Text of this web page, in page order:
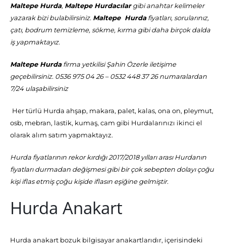
Maltepe Hurda, Maltepe Hurdacılargibi anahtar kelimeler
yazarak bizi bulabilirsiniz. Maltepe Hurdafiyatları, sorularınız,
çatı, bodrum temizleme, sökme, kırma gibi daha birçok dalda
iş yapmaktayız.
Maltepe Hurdafirma yetkilisi Şahin Özerle iletişime
geçebilirsiniz. 0536 975 04 26 – 0532 448 37 26 numaralardan
7/24 ulaşabilirsiniz
Her türlü Hurda ahşap, makara, palet, kalas, ona on, pleymut,
osb, mebran, lastik, kumaş, cam gibi Hurdalarınızı ikinci el
olarak alım satım yapmaktayız.
Hurda fiyatlarının rekor kırdığı 2017/2018 yılları arası Hurdanın
fiyatları durmadan değişmesi gibi bir çok sebepten dolayı çoğu
kişi iflas etmiş çoğu kişide iflasın eşiğine gelmiştir.
Hurda Anakart
Hurda anakart bozuk bilgisayar anakartlarıdır, içerisindeki